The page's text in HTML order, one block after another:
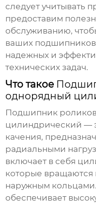
следует учитывать
предоставим
обслуживанию,
ваших
надежных и
технических задач.
Что такое
однорядный
Подшипник
цилиндрический —
качения,
радиальными
включает в себя
которые
наружным
обеспечивает